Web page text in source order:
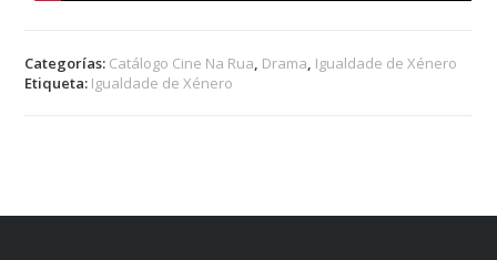
Categorías: Catálogo Cine Na Rua, Drama, Igualdade de Xénero
Etiqueta: Igualdade de Xénero